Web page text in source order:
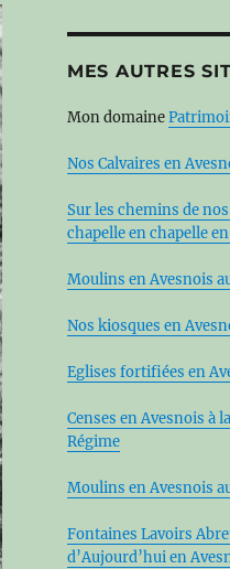
MES AUTRES
Mon domaine
Nos Calvaires en
Sur les chemins de
chapelle en chapelle
Moulins en Avesnois
Nos kiosques en
Eglises fortifiées en
Censes en Avesnois à
Régime
Moulins en Avesnois
Fontaines Lavoirs
d’Aujourd’hui en